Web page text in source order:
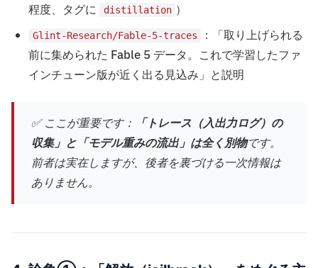
程度、タグに
distillation ）
Glint-Research/Fable-5-traces
：「取り上げられる
前に集められた Fable 5 データ。これで学習したファ
インチューン版が近く出る見込み」と説明
✅ ここが重要です：
「トレース（入出力ログ）の
収集」と「モデル重みの流出」は全く別物です。
前者は実在しますが、後者を裏づける一次情報は
ありません。